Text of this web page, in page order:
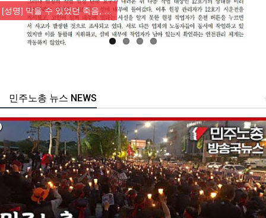
[성명] 막을 수 있었던 죽음, …
주노총 뉴스 NEWS